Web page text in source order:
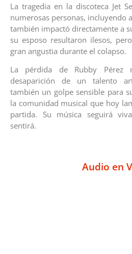
La tragedia en la discoteca Jet
numerosas personas, incluyendo
también impactó directamente a
su esposo resultaron ilesos,
gran angustia durante el colapso.
La pérdida de Rubby Pérez
desaparición de un talento
también un golpe sensible para
la comunidad musical que hoy
partida. Su música seguirá
sentirá.
Audio en